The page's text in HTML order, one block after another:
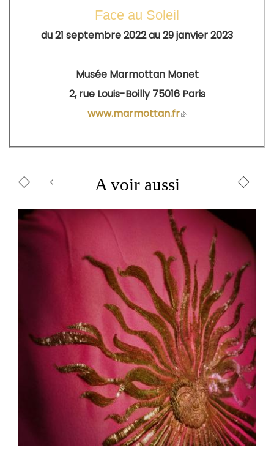
Face au Soleil
du 21 septembre 2022 au 29 janvier 2023
Musée Marmottan Monet
2, rue Louis-Boilly 75016 Paris
www.marmottan.fr(le
A voir aussi